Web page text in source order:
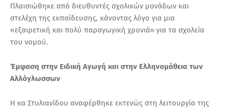
Πλαισιώθηκε από διευθυντές σχολικών μονάδων και
στελέχη της εκπαίδευσης, κάνοντας λόγο για μια
«εξαιρετική και πολύ παραγωγική χρονιά» για τα σχολεία
του νομού.
Έμφαση στην Ειδική Αγωγή και στην Ελληνομάθεια των
Αλλόγλωσσων
Η κα Στυλιανίδου αναφέρθηκε εκτενώς στη λειτουργία της